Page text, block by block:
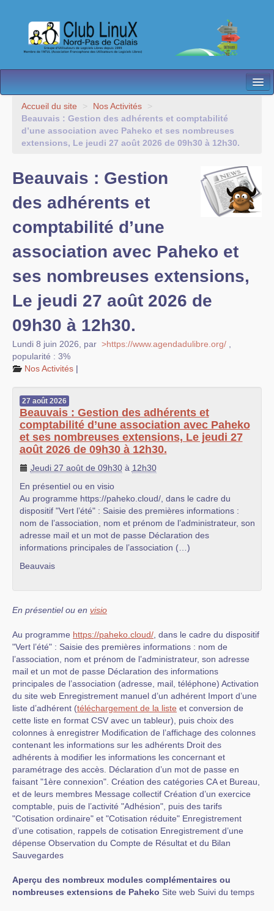
L’Association
Nos Activités
Contact
Les antennes
Espace membres
Accueil du site > Nos Activités
>
Beauvais : Gestion des adhérents et comptabilité
d’une association avec Paheko et ses nombreuses
extensions, Le jeudi 27 août 2026 de 09h30 à 12h30.
Beauvais : Gestion
des adhérents et
comptabilité d’une
association avec Paheko et
ses nombreuses extensions,
Le jeudi 27 août 2026 de
09h30 à 12h30.
Lundi 8 juin 2026 par >https://www.agendadulibre.org/
popularité : 3%
Nos Activités |
27 août 2026
Beauvais : Gestion des adhérents et
comptabilité d’une association avec Paheko
et ses nombreuses extensions, Le jeudi 27
août 2026 de 09h30 à 12h30.
Jeudi 27 août de 09h30à 12h30
En présentiel ou en visio
Au programme https://paheko.cloud/, dans le cadre du
dispositif "Vert l’été" : Saisie des premières informations :
nom de l’association, nom et prénom de l’administrateur, son
adresse mail et un mot de passe Déclaration des
informations principales de l’association (…)
Beauvais
En présentiel ou en visio
Au programme https://paheko.cloud/ , dans le cadre du dispositif
"Vert l’été" : Saisie des premières informations : nom de
l’association, nom et prénom de l’administrateur, son adresse
mail et un mot de passe Déclaration des informations
principales de l’association (adresse, mail, téléphone) Activation
du site web Enregistrement manuel d’un adhérent Import d’une
liste d’adhérent (téléchargement de la liste et conversion de
cette liste en format CSV avec un tableur), puis choix des
colonnes à enregistrer Modification de l’affichage des colonnes
contenant les informations sur les adhérents Droit des
adhérents à modifier les informations les concernant et
paramétrage des accès. Déclaration d’un mot de passe en
faisant "1ère connexion". Création des catégories CA et Bureau,
et de leurs membres Message collectif Création d’un exercice
comptable, puis de l’activité "Adhésion", puis des tarifs
"Cotisation ordinaire" et "Cotisation réduite" Enregistrement
d’une cotisation, rappels de cotisation Enregistrement d’une
dépense Observation du Compte de Résultat et du Bilan
Sauvegardes
Aperçu des nombreux modules complémentaires ou
nombreuses extensions de Paheko Site web Suivi du temps